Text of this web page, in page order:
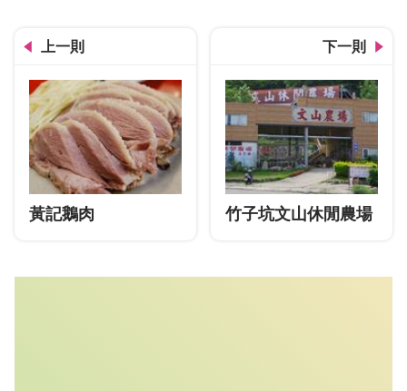
上一則
黃記鵝肉
下一則
竹子坑文山休閒農場